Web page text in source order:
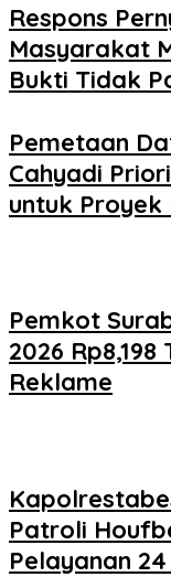
Respons
Masyarakat
Bukti Tidak
Pemetaan
Cahyadi
untuk
Pemkot
2026
Reklame
Patroli
Pelayanan